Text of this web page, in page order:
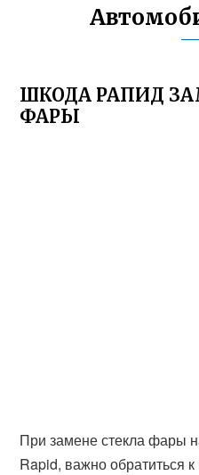
ШКОДА РАПИД
ФАРЫ
При замене стекла фары
Rapid, важно обратиться